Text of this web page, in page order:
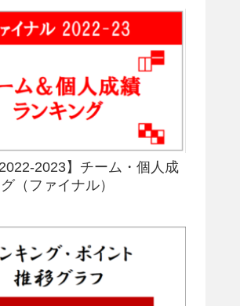
2022-2023】チーム・個人成
（ファイナル）